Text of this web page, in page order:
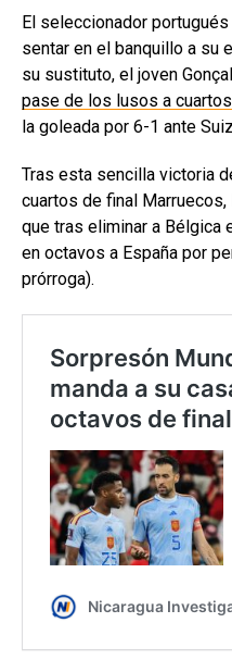
El seleccionador
sentar en el banquillo a su
su sustituto, el joven
pase de los lusos a
la goleada por 6-1 ante
Tras esta sencilla victoria
cuartos de final
que tras eliminar a Bélgica
en octavos a España por
prórroga).